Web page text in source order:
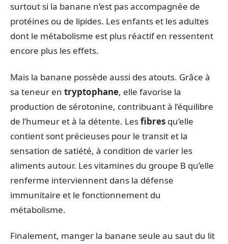
surtout si la banane n’est pas accompagnée de
protéines ou de lipides. Les enfants et les adultes
dont le métabolisme est plus réactif en ressentent
encore plus les effets.
Mais la banane possède aussi des atouts. Grâce à
sa teneur en tryptophane, elle favorise la
production de sérotonine, contribuant à l’équilibre
de l’humeur et à la détente. Lesfibres qu’elle
contient sont précieuses pour le transit et la
sensation de satiété, à condition de varier les
aliments autour. Les vitamines du groupe B qu’elle
renferme interviennent dans la défense
immunitaire et le fonctionnement du
métabolisme.
Finalement, manger la banane seule au saut du lit